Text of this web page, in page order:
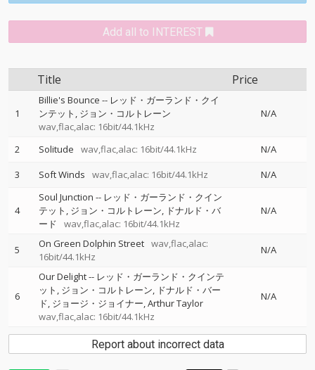
Add all to INTEREST
Title Price
1
Billie's Bounce -- レッド・ガーランド・クイ
ンテット ジョン・コルトレーン
wav,flac,alac: 16bit/44.1kHz
N/A
2 Solitude wav,flac,alac: 16bit/44.1kHz
N/A
3
Soft Winds wav,flac,alac: 16bit/44.1kHz N/A
4
Soul Junction -- レッド・ガーランド・クイン
テット ジョン・コルトレーン
ドナルド・バ
ード
wav,flac,alac: 16bit/44.1kHz
N/A
5 On Green Dolphin Street wav,flac,alac:
16bit/44.1kHz
N/A
6
Our Delight-- レッド・ガーランド・クインテ
ット ジョン・コルトレーン
ドナルド・バー
ド ジョージ・ジョイナー Arthur Taylor
wav,flac,alac: 16bit/44.1kHz
N/A
Report about incorrect data